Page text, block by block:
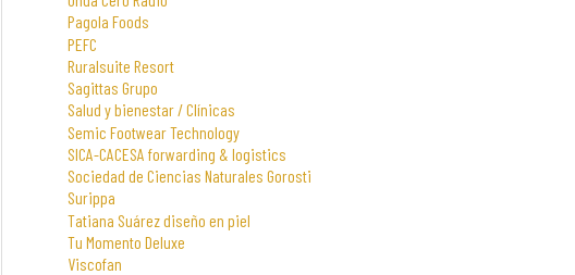
Pagola Foods
PEFC
Ruralsuite Resort
Sagittas Grupo
Salud y bienestar / Clínicas
Semic Footwear Technology
SICA-CACESA forwarding & logistics
Sociedad de Ciencias Naturales Gorosti
Surippa
Tatiana Suárez diseño en piel
Tu Momento Deluxe
Viscofan